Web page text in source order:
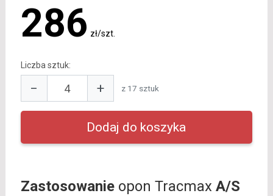
286 zł/szt.
Liczba sztuk:
− + z 17 sztuk
Zastosowanieopon Tracmax A/S